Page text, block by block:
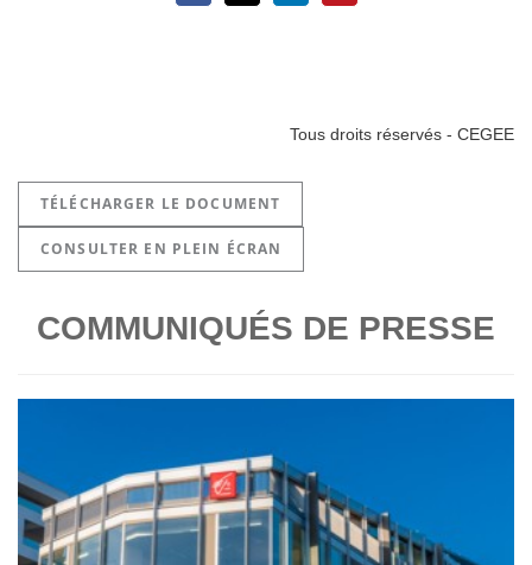
Tous droits réservés - CEGEE
TÉLÉCHARGER LE DOCUMENT
CONSULTER EN PLEIN ÉCRAN
COMMUNIQUÉS DE PRESSE